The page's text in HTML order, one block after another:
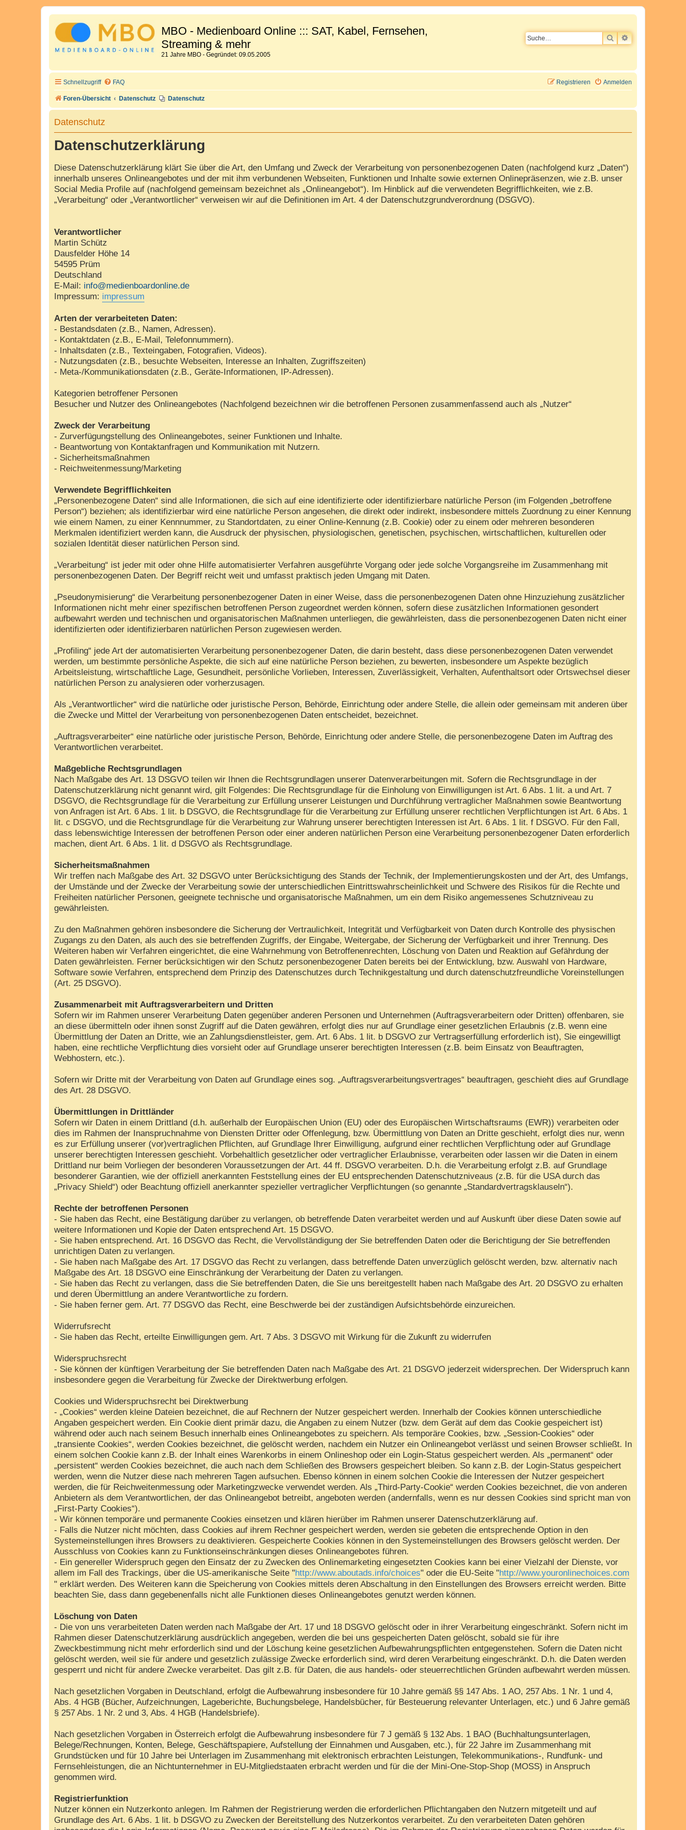
MBO - Medienboard Online ::: SAT, Kabel, Fernsehen,
Streaming & mehr
21 Jahre MBO - Gegründet: 09.05.2005
SUCHEERWEITERTE
Schnellzugriff FAQ Anmelden
Registrieren
Foren-Übersicht Datenschutz Datenschutz
Datenschutz
Datenschutzerklärung
Diese Datenschutzerklärung klärt Sie über die Art, den Umfang und Zweck der Verarbeitung von personenbezogenen Daten (nachfolgend kurz „Daten“)
innerhalb unseres Onlineangebotes und der mit ihm verbundenen Webseiten, Funktionen und Inhalte sowie externen Onlinepräsenzen, wie z.B. unser
Social Media Profile auf (nachfolgend gemeinsam bezeichnet als „Onlineangebot“). Im Hinblick auf die verwendeten Begrifflichkeiten, wie z.B.
„Verarbeitung“ oder „Verantwortlicher“ verweisen wir auf die Definitionen im Art. 4 der Datenschutzgrundverordnung (DSGVO).
Verantwortlicher
Martin Schütz
Dausfelder Höhe 14
54595 Prüm
Deutschland
E-Mail: info@medienboardonline.de
Impressum: impressum
Arten der verarbeiteten Daten:
- Bestandsdaten (z.B., Namen, Adressen).
- Kontaktdaten (z.B., E-Mail, Telefonnummern).
- Inhaltsdaten (z.B., Texteingaben, Fotografien, Videos).
- Nutzungsdaten (z.B., besuchte Webseiten, Interesse an Inhalten, Zugriffszeiten)
- Meta-/Kommunikationsdaten (z.B., Geräte-Informationen, IP-Adressen).
Kategorien betroffener Personen
Besucher und Nutzer des Onlineangebotes (Nachfolgend bezeichnen wir die betroffenen Personen zusammenfassend auch als „Nutzer“
Zweck der Verarbeitung
- Zurverfügungstellung des Onlineangebotes, seiner Funktionen und Inhalte.
- Beantwortung von Kontaktanfragen und Kommunikation mit Nutzern.
- Sicherheitsmaßnahmen
- Reichweitenmessung/Marketing
Verwendete Begrifflichkeiten
„Personenbezogene Daten“ sind alle Informationen, die sich auf eine identifizierte oder identifizierbare natürliche Person (im Folgenden „betroffene
Person“) beziehen; als identifizierbar wird eine natürliche Person angesehen, die direkt oder indirekt, insbesondere mittels Zuordnung zu einer Kennung
wie einem Namen, zu einer Kennnummer, zu Standortdaten, zu einer Online-Kennung (z.B. Cookie) oder zu einem oder mehreren besonderen
Merkmalen identifiziert werden kann, die Ausdruck der physischen, physiologischen, genetischen, psychischen, wirtschaftlichen, kulturellen oder
sozialen Identität dieser natürlichen Person sind.
„Verarbeitung“ ist jeder mit oder ohne Hilfe automatisierter Verfahren ausgeführte Vorgang oder jede solche Vorgangsreihe im Zusammenhang mit
personenbezogenen Daten. Der Begriff reicht weit und umfasst praktisch jeden Umgang mit Daten.
„Pseudonymisierung“ die Verarbeitung personenbezogener Daten in einer Weise, dass die personenbezogenen Daten ohne Hinzuziehung zusätzlicher
Informationen nicht mehr einer spezifischen betroffenen Person zugeordnet werden können, sofern diese zusätzlichen Informationen gesondert
aufbewahrt werden und technischen und organisatorischen Maßnahmen unterliegen, die gewährleisten, dass die personenbezogenen Daten nicht einer
identifizierten oder identifizierbaren natürlichen Person zugewiesen werden.
„Profiling“ jede Art der automatisierten Verarbeitung personenbezogener Daten, die darin besteht, dass diese personenbezogenen Daten verwendet
werden, um bestimmte persönliche Aspekte, die sich auf eine natürliche Person beziehen, zu bewerten, insbesondere um Aspekte bezüglich
Arbeitsleistung, wirtschaftliche Lage, Gesundheit, persönliche Vorlieben, Interessen, Zuverlässigkeit, Verhalten, Aufenthaltsort oder Ortswechsel dieser
natürlichen Person zu analysieren oder vorherzusagen.
Als „Verantwortlicher“ wird die natürliche oder juristische Person, Behörde, Einrichtung oder andere Stelle, die allein oder gemeinsam mit anderen über
die Zwecke und Mittel der Verarbeitung von personenbezogenen Daten entscheidet, bezeichnet.
„Auftragsverarbeiter“ eine natürliche oder juristische Person, Behörde, Einrichtung oder andere Stelle, die personenbezogene Daten im Auftrag des
Verantwortlichen verarbeitet.
Maßgebliche Rechtsgrundlagen
Nach Maßgabe des Art. 13 DSGVO teilen wir Ihnen die Rechtsgrundlagen unserer Datenverarbeitungen mit. Sofern die Rechtsgrundlage in der
Datenschutzerklärung nicht genannt wird, gilt Folgendes: Die Rechtsgrundlage für die Einholung von Einwilligungen ist Art. 6 Abs. 1 lit. a und Art. 7
DSGVO, die Rechtsgrundlage für die Verarbeitung zur Erfüllung unserer Leistungen und Durchführung vertraglicher Maßnahmen sowie Beantwortung
von Anfragen ist Art. 6 Abs. 1 lit. b DSGVO, die Rechtsgrundlage für die Verarbeitung zur Erfüllung unserer rechtlichen Verpflichtungen ist Art. 6 Abs. 1
lit. c DSGVO, und die Rechtsgrundlage für die Verarbeitung zur Wahrung unserer berechtigten Interessen ist Art. 6 Abs. 1 lit. f DSGVO. Für den Fall,
dass lebenswichtige Interessen der betroffenen Person oder einer anderen natürlichen Person eine Verarbeitung personenbezogener Daten erforderlich
machen, dient Art. 6 Abs. 1 lit. d DSGVO als Rechtsgrundlage.
Sicherheitsmaßnahmen
Wir treffen nach Maßgabe des Art. 32 DSGVO unter Berücksichtigung des Stands der Technik, der Implementierungskosten und der Art, des Umfangs,
der Umstände und der Zwecke der Verarbeitung sowie der unterschiedlichen Eintrittswahrscheinlichkeit und Schwere des Risikos für die Rechte und
Freiheiten natürlicher Personen, geeignete technische und organisatorische Maßnahmen, um ein dem Risiko angemessenes Schutzniveau zu
gewährleisten.
Zu den Maßnahmen gehören insbesondere die Sicherung der Vertraulichkeit, Integrität und Verfügbarkeit von Daten durch Kontrolle des physischen
Zugangs zu den Daten, als auch des sie betreffenden Zugriffs, der Eingabe, Weitergabe, der Sicherung der Verfügbarkeit und ihrer Trennung. Des
Weiteren haben wir Verfahren eingerichtet, die eine Wahrnehmung von Betroffenenrechten, Löschung von Daten und Reaktion auf Gefährdung der
Daten gewährleisten. Ferner berücksichtigen wir den Schutz personenbezogener Daten bereits bei der Entwicklung, bzw. Auswahl von Hardware,
Software sowie Verfahren, entsprechend dem Prinzip des Datenschutzes durch Technikgestaltung und durch datenschutzfreundliche Voreinstellungen
(Art. 25 DSGVO).
Zusammenarbeit mit Auftragsverarbeitern und Dritten
Sofern wir im Rahmen unserer Verarbeitung Daten gegenüber anderen Personen und Unternehmen (Auftragsverarbeitern oder Dritten) offenbaren, sie
an diese übermitteln oder ihnen sonst Zugriff auf die Daten gewähren, erfolgt dies nur auf Grundlage einer gesetzlichen Erlaubnis (z.B. wenn eine
Übermittlung der Daten an Dritte, wie an Zahlungsdienstleister, gem. Art. 6 Abs. 1 lit. b DSGVO zur Vertragserfüllung erforderlich ist), Sie eingewilligt
haben, eine rechtliche Verpflichtung dies vorsieht oder auf Grundlage unserer berechtigten Interessen (z.B. beim Einsatz von Beauftragten,
Webhostern, etc.).
Sofern wir Dritte mit der Verarbeitung von Daten auf Grundlage eines sog. „Auftragsverarbeitungsvertrages“ beauftragen, geschieht dies auf Grundlage
des Art. 28 DSGVO.
Übermittlungen in Drittländer
Sofern wir Daten in einem Drittland (d.h. außerhalb der Europäischen Union (EU) oder des Europäischen Wirtschaftsraums (EWR)) verarbeiten oder
dies im Rahmen der Inanspruchnahme von Diensten Dritter oder Offenlegung, bzw. Übermittlung von Daten an Dritte geschieht, erfolgt dies nur, wenn
es zur Erfüllung unserer (vor)vertraglichen Pflichten, auf Grundlage Ihrer Einwilligung, aufgrund einer rechtlichen Verpflichtung oder auf Grundlage
unserer berechtigten Interessen geschieht. Vorbehaltlich gesetzlicher oder vertraglicher Erlaubnisse, verarbeiten oder lassen wir die Daten in einem
Drittland nur beim Vorliegen der besonderen Voraussetzungen der Art. 44 ff. DSGVO verarbeiten. D.h. die Verarbeitung erfolgt z.B. auf Grundlage
besonderer Garantien, wie der offiziell anerkannten Feststellung eines der EU entsprechenden Datenschutzniveaus (z.B. für die USA durch das
„Privacy Shield“) oder Beachtung offiziell anerkannter spezieller vertraglicher Verpflichtungen (so genannte „Standardvertragsklauseln“).
Rechte der betroffenen Personen
- Sie haben das Recht, eine Bestätigung darüber zu verlangen, ob betreffende Daten verarbeitet werden und auf Auskunft über diese Daten sowie auf
weitere Informationen und Kopie der Daten entsprechend Art. 15 DSGVO.
- Sie haben entsprechend. Art. 16 DSGVO das Recht, die Vervollständigung der Sie betreffenden Daten oder die Berichtigung der Sie betreffenden
unrichtigen Daten zu verlangen.
- Sie haben nach Maßgabe des Art. 17 DSGVO das Recht zu verlangen, dass betreffende Daten unverzüglich gelöscht werden, bzw. alternativ nach
Maßgabe des Art. 18 DSGVO eine Einschränkung der Verarbeitung der Daten zu verlangen.
- Sie haben das Recht zu verlangen, dass die Sie betreffenden Daten, die Sie uns bereitgestellt haben nach Maßgabe des Art. 20 DSGVO zu erhalten
und deren Übermittlung an andere Verantwortliche zu fordern.
- Sie haben ferner gem. Art. 77 DSGVO das Recht, eine Beschwerde bei der zuständigen Aufsichtsbehörde einzureichen.
Widerrufsrecht
- Sie haben das Recht, erteilte Einwilligungen gem. Art. 7 Abs. 3 DSGVO mit Wirkung für die Zukunft zu widerrufen
Widerspruchsrecht
- Sie können der künftigen Verarbeitung der Sie betreffenden Daten nach Maßgabe des Art. 21 DSGVO jederzeit widersprechen. Der Widerspruch kann
insbesondere gegen die Verarbeitung für Zwecke der Direktwerbung erfolgen.
Cookies und Widerspruchsrecht bei Direktwerbung
- „Cookies“ werden kleine Dateien bezeichnet, die auf Rechnern der Nutzer gespeichert werden. Innerhalb der Cookies können unterschiedliche
Angaben gespeichert werden. Ein Cookie dient primär dazu, die Angaben zu einem Nutzer (bzw. dem Gerät auf dem das Cookie gespeichert ist)
während oder auch nach seinem Besuch innerhalb eines Onlineangebotes zu speichern. Als temporäre Cookies, bzw. „Session-Cookies“ oder
„transiente Cookies“, werden Cookies bezeichnet, die gelöscht werden, nachdem ein Nutzer ein Onlineangebot verlässt und seinen Browser schließt. In
einem solchen Cookie kann z.B. der Inhalt eines Warenkorbs in einem Onlineshop oder ein Login-Status gespeichert werden. Als „permanent“ oder
„persistent“ werden Cookies bezeichnet, die auch nach dem Schließen des Browsers gespeichert bleiben. So kann z.B. der Login-Status gespeichert
werden, wenn die Nutzer diese nach mehreren Tagen aufsuchen. Ebenso können in einem solchen Cookie die Interessen der Nutzer gespeichert
werden, die für Reichweitenmessung oder Marketingzwecke verwendet werden. Als „Third-Party-Cookie“ werden Cookies bezeichnet, die von anderen
Anbietern als dem Verantwortlichen, der das Onlineangebot betreibt, angeboten werden (andernfalls, wenn es nur dessen Cookies sind spricht man von
„First-Party Cookies“).
- Wir können temporäre und permanente Cookies einsetzen und klären hierüber im Rahmen unserer Datenschutzerklärung auf.
- Falls die Nutzer nicht möchten, dass Cookies auf ihrem Rechner gespeichert werden, werden sie gebeten die entsprechende Option in den
Systemeinstellungen ihres Browsers zu deaktivieren. Gespeicherte Cookies können in den Systemeinstellungen des Browsers gelöscht werden. Der
Ausschluss von Cookies kann zu Funktionseinschränkungen dieses Onlineangebotes führen.
- Ein genereller Widerspruch gegen den Einsatz der zu Zwecken des Onlinemarketing eingesetzten Cookies kann bei einer Vielzahl der Dienste, vor
allem im Fall des Trackings, über die US-amerikanische Seite "http://www.aboutads.info/choices" oder die EU-Seite "http://www.youronlinechoices.com
" erklärt werden. Des Weiteren kann die Speicherung von Cookies mittels deren Abschaltung in den Einstellungen des Browsers erreicht werden. Bitte
beachten Sie, dass dann gegebenenfalls nicht alle Funktionen dieses Onlineangebotes genutzt werden können.
Löschung von Daten
- Die von uns verarbeiteten Daten werden nach Maßgabe der Art. 17 und 18 DSGVO gelöscht oder in ihrer Verarbeitung eingeschränkt. Sofern nicht im
Rahmen dieser Datenschutzerklärung ausdrücklich angegeben, werden die bei uns gespeicherten Daten gelöscht, sobald sie für ihre
Zweckbestimmung nicht mehr erforderlich sind und der Löschung keine gesetzlichen Aufbewahrungspflichten entgegenstehen. Sofern die Daten nicht
gelöscht werden, weil sie für andere und gesetzlich zulässige Zwecke erforderlich sind, wird deren Verarbeitung eingeschränkt. D.h. die Daten werden
gesperrt und nicht für andere Zwecke verarbeitet. Das gilt z.B. für Daten, die aus handels- oder steuerrechtlichen Gründen aufbewahrt werden müssen.
Nach gesetzlichen Vorgaben in Deutschland, erfolgt die Aufbewahrung insbesondere für 10 Jahre gemäß §§ 147 Abs. 1 AO, 257 Abs. 1 Nr. 1 und 4,
Abs. 4 HGB (Bücher, Aufzeichnungen, Lageberichte, Buchungsbelege, Handelsbücher, für Besteuerung relevanter Unterlagen, etc.) und 6 Jahre gemäß
§ 257 Abs. 1 Nr. 2 und 3, Abs. 4 HGB (Handelsbriefe).
Nach gesetzlichen Vorgaben in Österreich erfolgt die Aufbewahrung insbesondere für 7 J gemäß § 132 Abs. 1 BAO (Buchhaltungsunterlagen,
Belege/Rechnungen, Konten, Belege, Geschäftspapiere, Aufstellung der Einnahmen und Ausgaben, etc.), für 22 Jahre im Zusammenhang mit
Grundstücken und für 10 Jahre bei Unterlagen im Zusammenhang mit elektronisch erbrachten Leistungen, Telekommunikations-, Rundfunk- und
Fernsehleistungen, die an Nichtunternehmer in EU-Mitgliedstaaten erbracht werden und für die der Mini-One-Stop-Shop (MOSS) in Anspruch
genommen wird.
Registrierfunktion
Nutzer können ein Nutzerkonto anlegen. Im Rahmen der Registrierung werden die erforderlichen Pflichtangaben den Nutzern mitgeteilt und auf
Grundlage des Art. 6 Abs. 1 lit. b DSGVO zu Zwecken der Bereitstellung des Nutzerkontos verarbeitet. Zu den verarbeiteten Daten gehören